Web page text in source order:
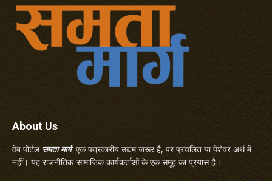
About Us
वेब पोर्टल समता मार्गएक पत्रकारीय उद्यम जरूर है, पर प्रचलित या पेशेवर अर्थ में
नहीं। यह राजनीतिक-सामाजिक कार्यकर्ताओं के एक समूह का प्रयास है।